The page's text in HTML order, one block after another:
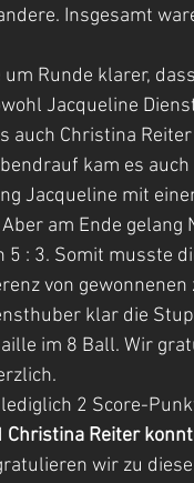
Insgesamt
Runde klarer,
Jacqueline
auch Christina Reiter
kam es auch
Jacqueline mit
am Ende gelang
: 3. Somit musste
von gewonnenen
klar die
im 8 Ball. Wir
2 Score-
Christina Reiter
wir zu